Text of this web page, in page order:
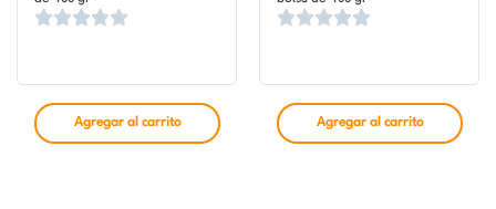
Agregar al carrito Agregar al carrito